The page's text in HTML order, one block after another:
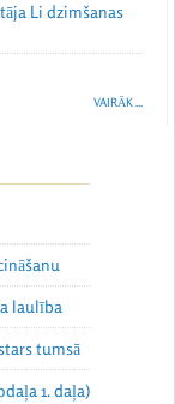
Li dzimšanas
VAIRĀK ...
laulība
tumsā
1. daļa)